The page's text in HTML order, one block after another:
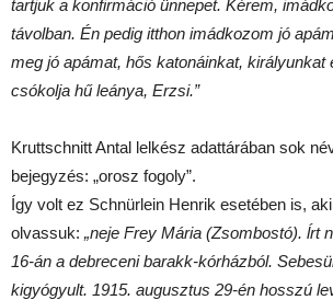
tartjuk a konfirmáció ünnepet. Kérem,
távolban. Én pedig itthon imádkozom jó
meg jó apámat, hős katonáinkat, királyunkat
csókolja hű leánya, Erzsi.”
Kruttschnitt Antal lelkész adattárában sok
bejegyzés: „orosz fogoly”.
Így volt ez Schnürlein Henrik esetében is,
olvassuk: „neje Frey Mária (Zsombostó). ĺrt
16-án a debreceni barakk-kórházból.
kigyógyult. 1915. augusztus 29-én hosszú